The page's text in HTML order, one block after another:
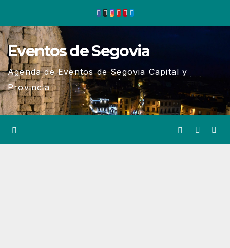
contenido
Eventos de Segovia
Agenda de Eventos de Segovia Capital y
Provincia